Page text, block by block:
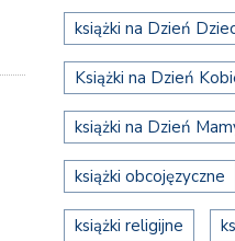
książki na Dzień
Książki na Dzień
książki na Dzień
książki obcojęzyczne
książki religijne